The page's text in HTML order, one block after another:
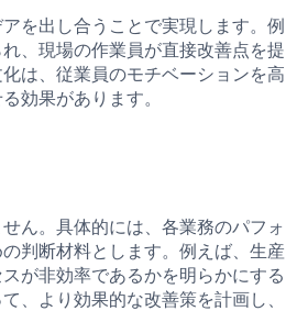
を出し合うことで実現します。例
、現場の作業員が直接改善点を提
は、従業員のモチベーションを高
効果があります。
ん。具体的には、各業務のパフォ
判断材料とします。例えば、生産
が非効率であるかを明らかにする
、より効果的な改善策を計画し、